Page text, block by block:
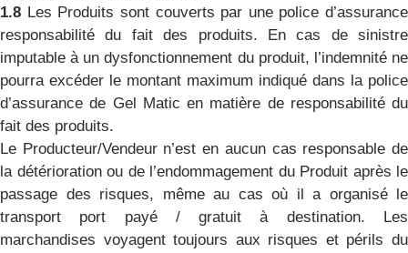
1.8 Les Produits sont couverts par une police d’assurance
responsabilité du fait des produits. En cas de sinistre
imputable à un dysfonctionnement du produit, l’indemnité ne
pourra excéder le montant maximum indiqué dans la police
d’assurance de Gel Matic en matière de responsabilité du
fait des produits.
Le Producteur/Vendeur n’est en aucun cas responsable de
la détérioration ou de l’endommagement du Produit après le
passage des risques, même au cas où il a organisé le
transport port payé / gratuit à destination. Les
marchandises voyagent toujours aux risques et périls du